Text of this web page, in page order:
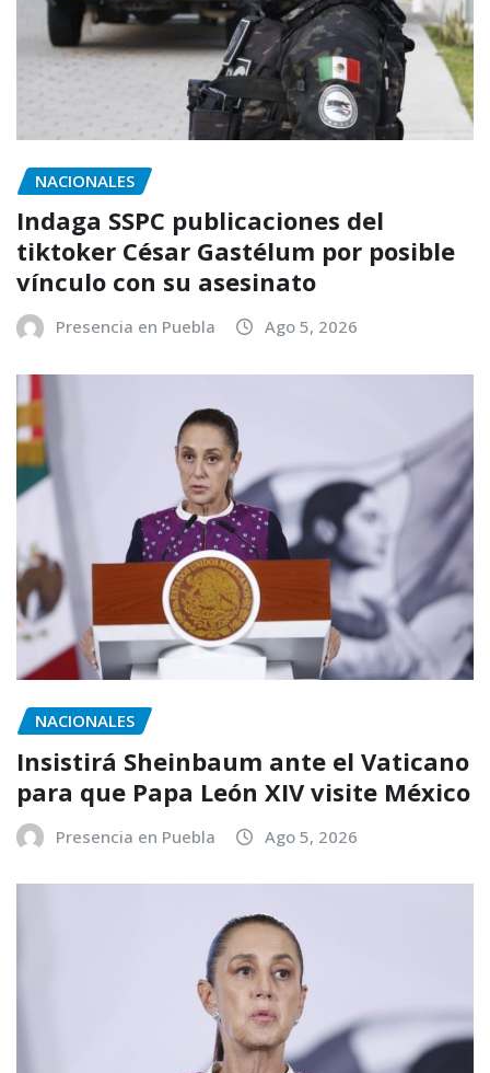
NACIONALES
Indaga SSPC publicaciones del
tiktoker César Gastélum por posible
vínculo con su asesinato
Presencia en Puebla Ago 5, 2026
NACIONALES
Insistirá Sheinbaum ante el Vaticano
para que Papa León XIV visite México
Presencia en Puebla Ago 5, 2026